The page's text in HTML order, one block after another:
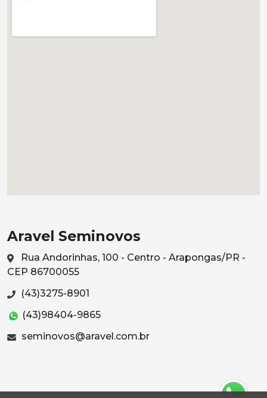
Aravel Seminovos
Rua Andorinhas, 100 - Centro - Arapongas/PR -
CEP 86700055
(43)3275-8901
(43)98404-9865
seminovos@aravel.com.br